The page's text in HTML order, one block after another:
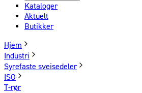
Kataloger
Aktuelt
Butikker
Hjem
Industri
Syrefaste sveisedeler
ISO
T-rør